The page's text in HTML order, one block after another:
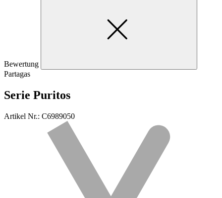
Bewertung
Partagas
Serie Puritos
Artikel Nr.: C6989050